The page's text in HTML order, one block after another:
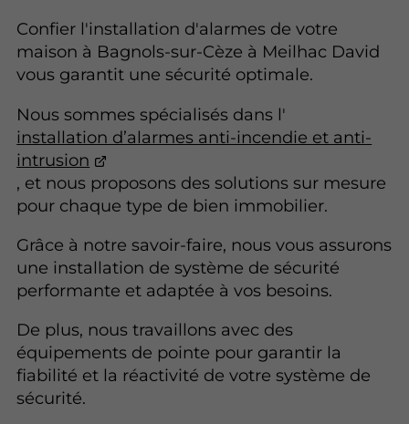
Confier l'installation d'alarmes de votre
maison à Bagnols-sur-Cèze à Meilhac David
vous garantit une sécurité optimale.
Nous sommes spécialisés dans l'
installation d’alarmes anti-incendie et anti-
intrusion
, et nous proposons des solutions sur mesure
pour chaque type de bien immobilier.
Grâce à notre savoir-faire, nous vous assurons
une installation de système de sécurité
performante et adaptée à vos besoins.
De plus, nous travaillons avec des
équipements de pointe pour garantir la
fiabilité et la réactivité de votre système de
sécurité.